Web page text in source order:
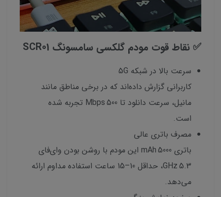
✅ نقاط قوت مودم گلکسی سامسونگ SCR01
سرعت بالا در شبکه 5G
کاربرانی گزارش داده‌اند که در برخی مناطق مانند
مانیل، سرعت دانلود تا 500 Mbps تجربه شده
است.
مصرف باتری عالی
باتری 5000 mAh این مودم با روشن بودن وای‌فای
5.3 GHz، حداقل 10–15 ساعت استفاده مداوم ارائه
می‌دهد.